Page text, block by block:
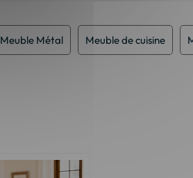
Meuble Métal Meuble de cuisine